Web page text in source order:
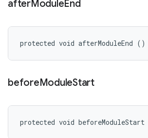
afterModuleEnd
protected void afterModuleEnd ()
beforeModuleStart
protected void